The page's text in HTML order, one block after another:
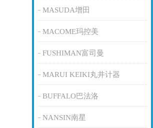
MASUDA增田
MACOME玛控美
FUSHIMAN富司曼
MARUI KEIKI丸井计器
BUFFALO巴法洛
NANSIN南星